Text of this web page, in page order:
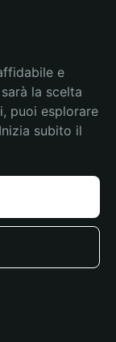
e
la scelta
puoi esplorare
subito il